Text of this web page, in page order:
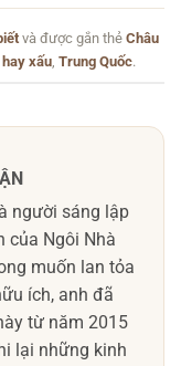
và được gắn thẻ Châu
xấu Trung Quốc.
người sáng lập
của Ngôi Nhà
muốn lan tỏa
ích, anh đã
từ năm 2015
lại những kinh